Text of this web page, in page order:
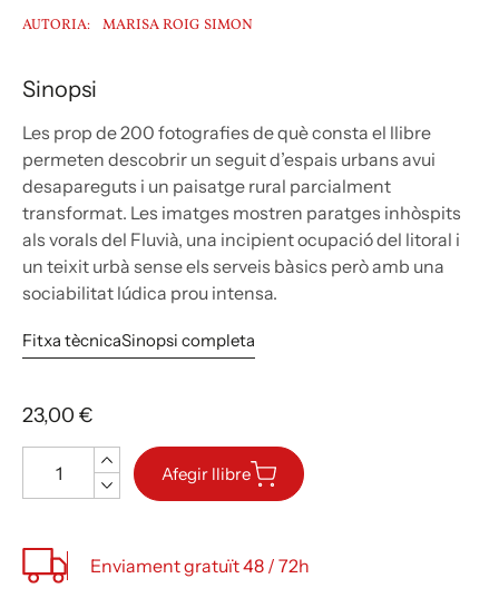
AUTORIA: MARISA ROIG SIMON
Sinopsi
Les prop de 200 fotografies de què consta el llibre
permeten descobrir un seguit d’espais urbans avui
desapareguts i un paisatge rural parcialment
transformat. Les imatges mostren paratges inhòspits
als vorals del Fluvià, una incipient ocupació del litoral i
un teixit urbà sense els serveis bàsics però amb una
sociabilitat lúdica prou intensa.
Fitxa tècnicaSinopsi completa
23,00 €
Afegir llibre
Enviament gratuït 48 / 72h